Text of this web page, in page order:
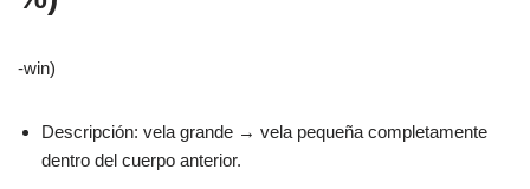
-win)
Descripción: vela grande → vela pequeña completamente
dentro del cuerpo anterior.